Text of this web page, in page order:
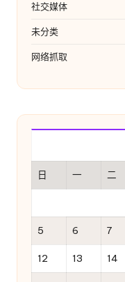
社交媒体
未分类
网络抓取
日 一 二
5 6 7
12 13 14